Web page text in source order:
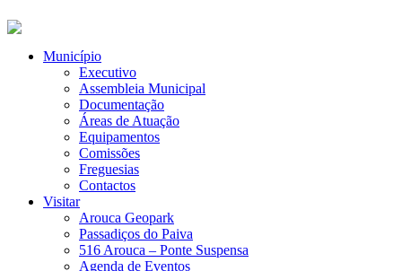
Município
Executivo
Assembleia Municipal
Documentação
Áreas de Atuação
Equipamentos
Comissões
Freguesias
Contactos
Visitar
Arouca Geopark
Passadiços do Paiva
516 Arouca – Ponte Suspensa
Agenda de Eventos